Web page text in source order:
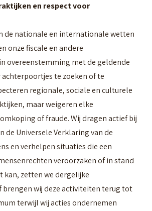
en respect voor
de nationale en internationale wetten
onze fiscale en andere
overeenstemming met de geldende
te zoeken of te
regionale, sociale en culturele
maar weigeren elke
of fraude. Wij dragen actief bij
de Universele Verklaring van de
en verhelpen situaties die een
veroorzaken of in stand
kan, zetten we dergelijke
wij deze activiteiten terug tot
terwijl wij acties ondernemen